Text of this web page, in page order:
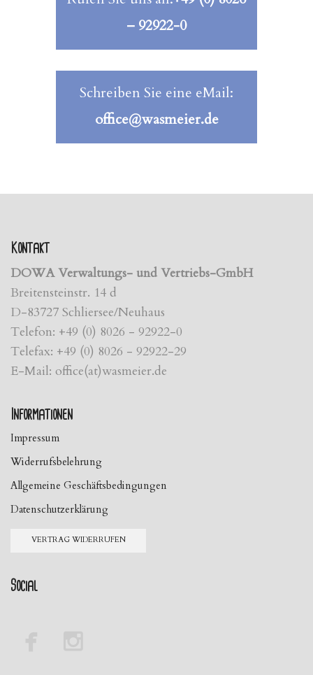
– 92922-0
Schreiben Sie eine eMail:
office@wasmeier.de
Kontakt
DOWA Verwaltungs- und Vertriebs-GmbH
Breitensteinstr. 14 d
D-83727 Schliersee/Neuhaus
Telefon: +49 (0) 8026 - 92922-0
Telefax: +49 (0) 8026 - 92922-29
E-Mail: office(at)wasmeier.de
Informationen
Impressum
Widerrufsbelehrung
Allgemeine Geschäftsbedingungen
Datenschutzerklärung
VERTRAG WIDERRUFEN
Social